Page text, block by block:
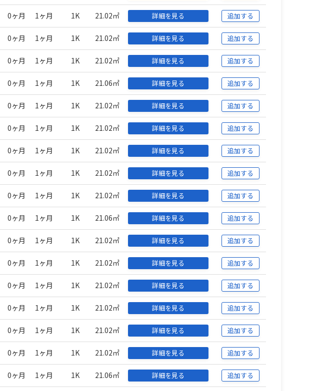
0ヶ月 1ヶ月 1K 21.02㎡ 詳細を見る 追加する
0ヶ月 1ヶ月 1K 21.02㎡ 詳細を見る 追加する
0ヶ月 1ヶ月 1K 21.02㎡ 詳細を見る 追加する
0ヶ月 1ヶ月 1K 21.06㎡ 詳細を見る 追加する
0ヶ月 1ヶ月 1K 21.02㎡ 詳細を見る 追加する
0ヶ月 1ヶ月 1K 21.02㎡ 詳細を見る 追加する
0ヶ月 1ヶ月 1K 21.02㎡ 詳細を見る 追加する
0ヶ月 1ヶ月 1K 21.02㎡ 詳細を見る 追加する
0ヶ月 1ヶ月 1K 21.02㎡ 詳細を見る 追加する
0ヶ月 1ヶ月 1K 21.06㎡ 詳細を見る 追加する
0ヶ月 1ヶ月 1K 21.02㎡ 詳細を見る 追加する
0ヶ月 1ヶ月 1K 21.02㎡ 詳細を見る 追加する
0ヶ月 1ヶ月 1K 21.02㎡ 詳細を見る 追加する
0ヶ月 1ヶ月 1K 21.02㎡ 詳細を見る 追加する
0ヶ月 1ヶ月 1K 21.02㎡ 詳細を見る 追加する
0ヶ月 1ヶ月 1K 21.02㎡ 詳細を見る 追加する
0ヶ月 1ヶ月 1K 21.06㎡ 詳細を見る 追加する